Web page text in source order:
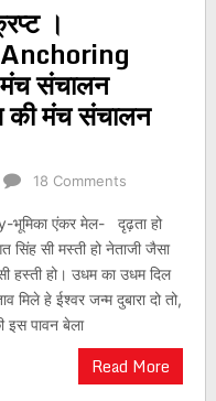
।
संचालन
की मंच संचालन
18 Comments
एंकर मेल- दृढ़ता हो
सी मस्ती हो नेताजी जैसा
हो। उधम का उधम दिल
मिले हे ईश्वर जन्म दुबारा दो तो,
इस पावन बेला
Read More